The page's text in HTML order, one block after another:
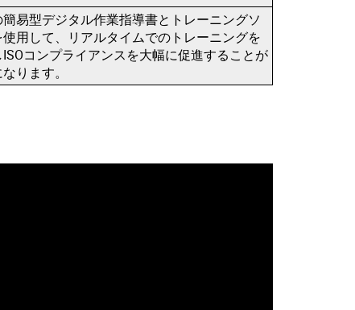
簡易型デジタル作業指導書とトレーニングソ
使用して、リアルタイムでのトレーニングを
コンプライアンスを大幅に促進することが
ります。